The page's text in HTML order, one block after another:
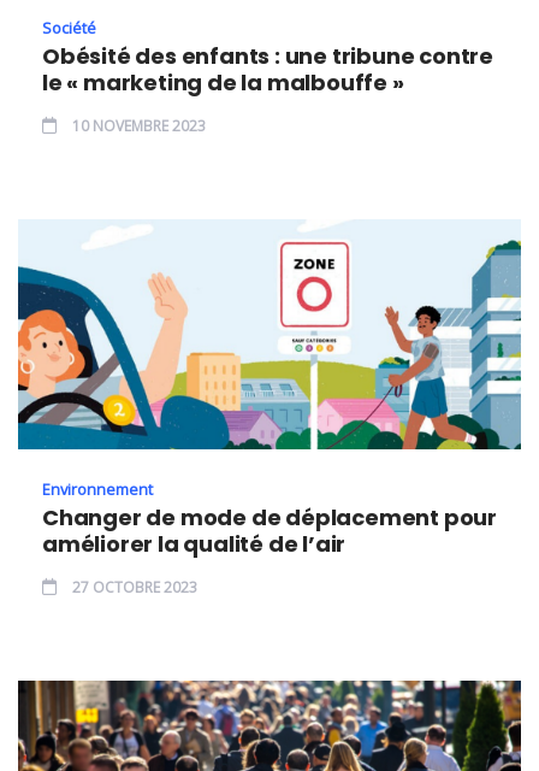
Société
Obésité des enfants : une tribune contre
le « marketing de la malbouffe »
10 NOVEMBRE 2023
Environnement
Changer de mode de déplacement pour
améliorer la qualité de l’air
27 OCTOBRE 2023